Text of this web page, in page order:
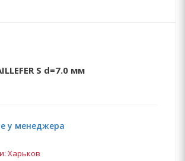
S d=7.0 мм
у менеджера
Харьков